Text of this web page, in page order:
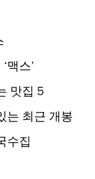
맥스’
맛집 5
는 최근 개봉
수집